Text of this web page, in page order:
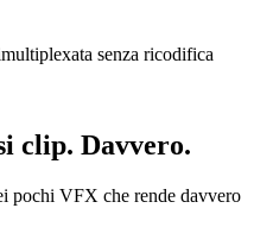
senza ricodifica
clip. Davvero.
pochi VFX che rende davvero